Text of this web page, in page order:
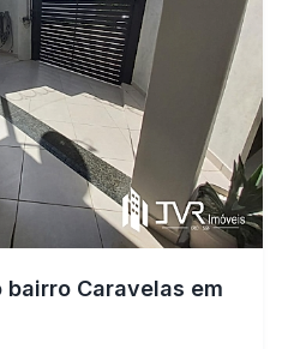
bairro Caravelas em